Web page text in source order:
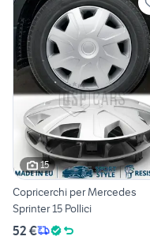
15
Copricerchi per Mercedes
Sprinter 15 Pollici
52 €